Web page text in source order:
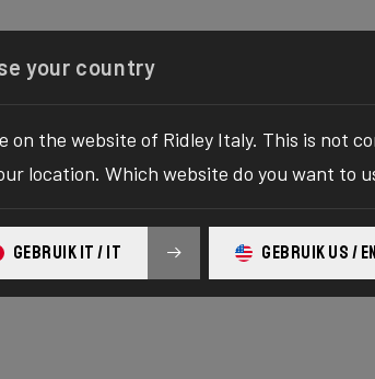
Negozio
your country
on the website of Ridley Italy. This is not
location. Which website do you want to
GEBRUIK IT / IT GEBRUIK US / EN